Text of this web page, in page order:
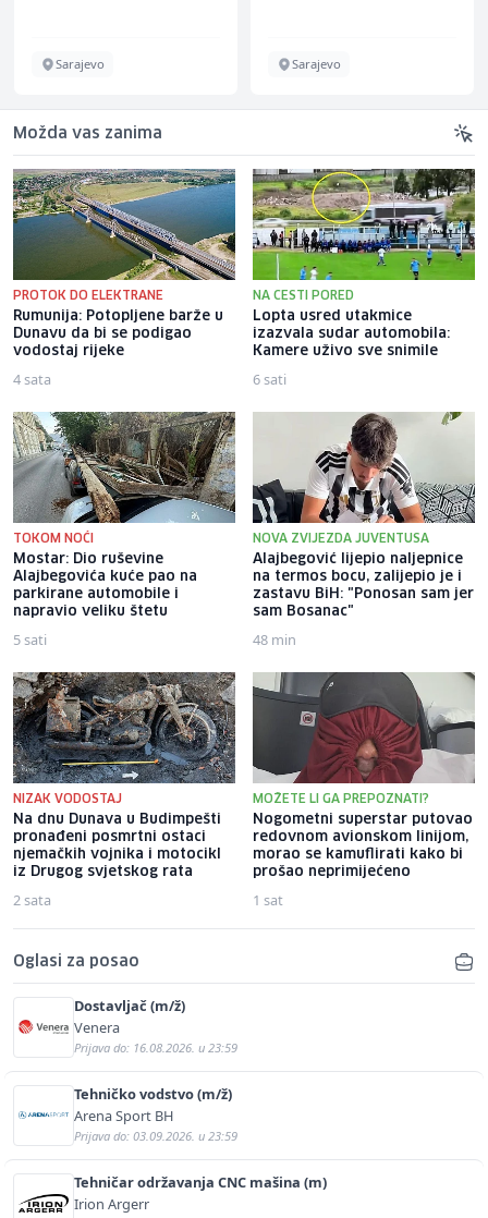
Sarajevo Sarajevo
Možda vas zanima
PROTOK DO ELEKTRANE
Rumunija: Potopljene barže u
Dunavu da bi se podigao
vodostaj rijeke
4 sata
NA CESTI PORED
Lopta usred utakmice
izazvala sudar automobila:
Kamere uživo sve snimile
6 sati
TOKOM NOĆI
Mostar: Dio ruševine
Alajbegovića kuće pao na
parkirane automobile i
napravio veliku štetu
5 sati
NOVA ZVIJEZDA JUVENTUSA
Alajbegović lijepio naljepnice
na termos bocu, zalijepio je i
zastavu BiH: "Ponosan sam jer
sam Bosanac"
48 min
NIZAK VODOSTAJ
Na dnu Dunava u Budimpešti
pronađeni posmrtni ostaci
njemačkih vojnika i motocikl
iz Drugog svjetskog rata
2 sata
MOŽETE LI GA PREPOZNATI?
Nogometni superstar putovao
redovnom avionskom linijom,
morao se kamuflirati kako bi
prošao neprimijećeno
1 sat
Oglasi za posao
Dostavljač (m/ž)
Venera
Prijava do: 16.08.2026. u 23:59
Tehničko vodstvo (m/ž)
Arena Sport BH
Prijava do: 03.09.2026. u 23:59
Tehničar održavanja CNC mašina (m)
Irion Argerr